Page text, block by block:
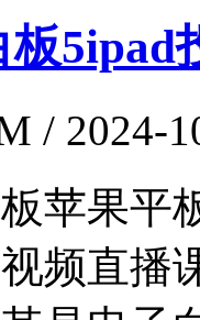
板5ipad
/ 2024-
苹果平
频直播